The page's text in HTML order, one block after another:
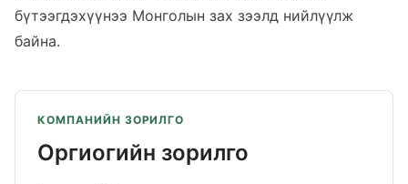
бүтээгдэхүүнээ Монголын зах зээлд нийлүүлж
байна.
КОМПАНИЙН ЗОРИЛГО
Оргиогийн зорилго